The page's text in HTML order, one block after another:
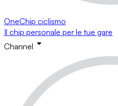
OneChip ciclismo
Il chip personale per le tue gare
Channel